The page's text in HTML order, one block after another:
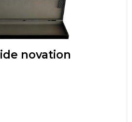
novation